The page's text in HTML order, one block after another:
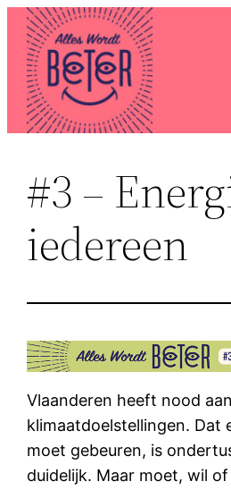
naar
inhoud
#3 –
iedereen
Vlaanderen heeft nood
klimaatdoelstellingen. Dat
moet gebeuren, is
duidelijk. Maar moet, wil